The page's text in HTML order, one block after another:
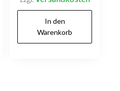
In den
Warenkorb